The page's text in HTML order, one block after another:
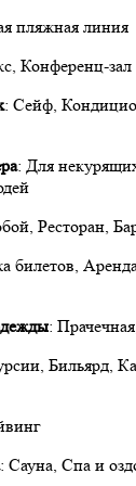
пляжная линия
Конференц-зал
: Сейф,
: Для
Ресторан,
билетов,
:
Бильярд,
: Сауна, Спа и